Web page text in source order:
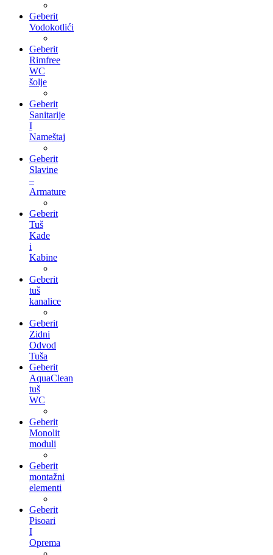
Geberit
Vodokotlići
Geberit
Rimfree
WC
šolje
Geberit
Sanitarije
I
Nameštaj
Geberit
Slavine
–
Armature
Geberit
Tuš
Kade
i
Kabine
Geberit
tuš
kanalice
Geberit
Zidni
Odvod
Tuša
Geberit
AquaClean
tuš
WC
Geberit
Monolit
moduli
Geberit
montažni
elementi
Geberit
Pisoari
I
Oprema